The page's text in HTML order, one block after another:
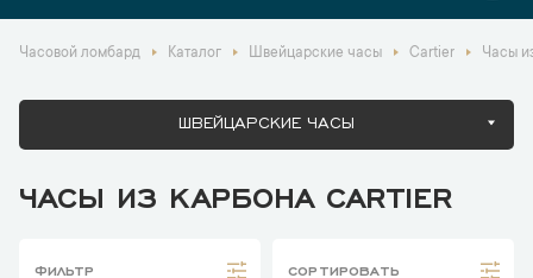
Часовой ломбард Каталог Швейцарские часы Cartier Часы
ШВЕЙЦАРСКИЕ ЧАСЫ
ЧАСЫ ИЗ КАРБОНА CARTIER
ФИЛЬТР СОРТИРОВАТЬ